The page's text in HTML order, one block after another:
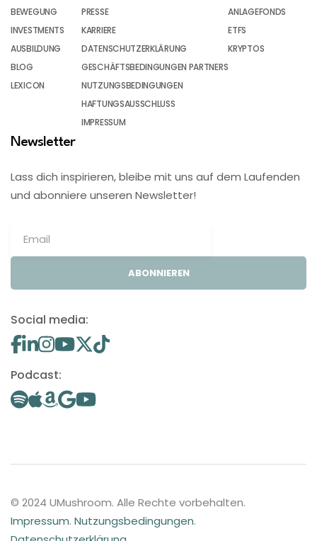
BEWEGUNG
INVESTMENTS
AUSBILDUNG
BLOG
LEXICON
PRESSE
KARRIERE
DATENSCHUTZERKLÄRUNG
GESCHÄFTSBEDINGUNGEN PARTNERS
NUTZUNGSBEDINGUNGEN
HAFTUNGSAUSSCHLUSS
IMPRESSUM
ANLAGEFONDS
ETFS
KRYPTOS
Newsletter
Lass dich inspirieren, bleibe mit uns auf dem Laufenden
und abonniere unseren Newsletter!
ABONNIEREN
Social media:
Podcast:
© 2024 UMushroom. Alle Rechte vorbehalten.
Impressum. Nutzungsbedingungen.